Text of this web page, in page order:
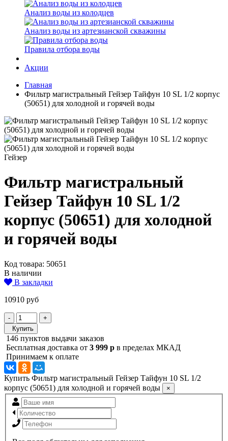
Анализ воды из колодцев
Анализ воды из артезианской скважины
Правила отбора воды
Акции
Главная
Фильтр магистральный Гейзер Тайфун 10 SL 1/2 корпус
(50651) для холодной и горячей воды
Гейзер
Фильтр магистральный
Гейзер Тайфун 10 SL 1/2
корпус (50651) для холодной
и горячей воды
Код товара: 50651
В наличии
В закладки
10910 руб
-
+
Купить
146 пунктов выдачи заказов
Бесплатная доставка от 3 999 р в пределах МКАД
Принимаем к оплате
Купить Фильтр магистральный Гейзер Тайфун 10 SL 1/2
корпус (50651) для холодной и горячей воды
×